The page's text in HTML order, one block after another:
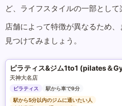
ど、ライフスタイルの一部として
店舗によって特徴が異なるため
見つけてみましょう。
ピラティス&ジム1to1 (pilates＆
天神大名店
ピラティス
駅から車で9分
駅から5分以内のジムに通いたい人